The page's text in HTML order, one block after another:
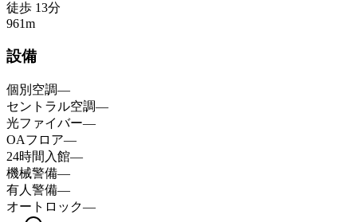
徒歩 13分
961m
設備
個別空調—
セントラル空調—
光ファイバー—
OAフロア—
24時間入館—
機械警備—
有人警備—
オートロック—